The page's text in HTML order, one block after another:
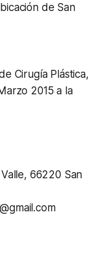
de San
Cirugía Plástica,
2015 a la
66220 San